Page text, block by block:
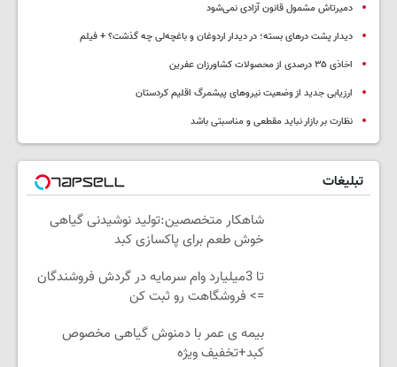
دمیرتاش مشمول قانون آزادی نمی‌شود
دیدار پشت درهای بسته؛ در دیدار اردوغان و باغچه‌لی چه گذشت؟ + فیلم
اخاذی ۳۵ درصدی از محصولات کشاورزان عفرین
ارزیابی جدید از وضعیت نیروهای پیشمرگ اقلیم کردستان
نظارت بر بازار نباید مقطعی و مناسبتی باشد
تبلیغات
شاهکار متخصصین:تولید نوشیدنی گیاهی
خوش طعم برای پاکسازی کبد
تا 3میلیارد وام سرمایه در گردش فروشندگان
=> فروشگاهت رو ثبت کن
بیمه ی عمر با دمنوش گیاهی مخصوص
کبد+تخفیف ویژه